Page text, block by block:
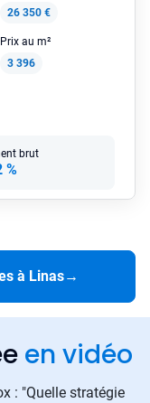
26 350 €
Prix au m²
3 396
brut
%
à Linas→
en vidéo
: "Quelle stratégie